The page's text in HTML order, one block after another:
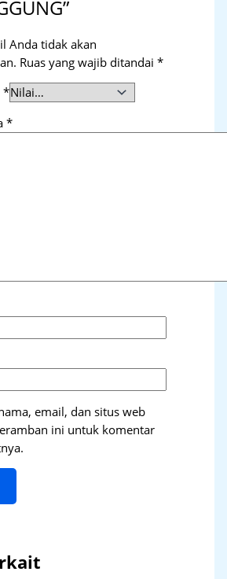
Anda tidak akan
Ruas yang wajib ditandai*
*
*
email, dan situs web
ini untuk komentar